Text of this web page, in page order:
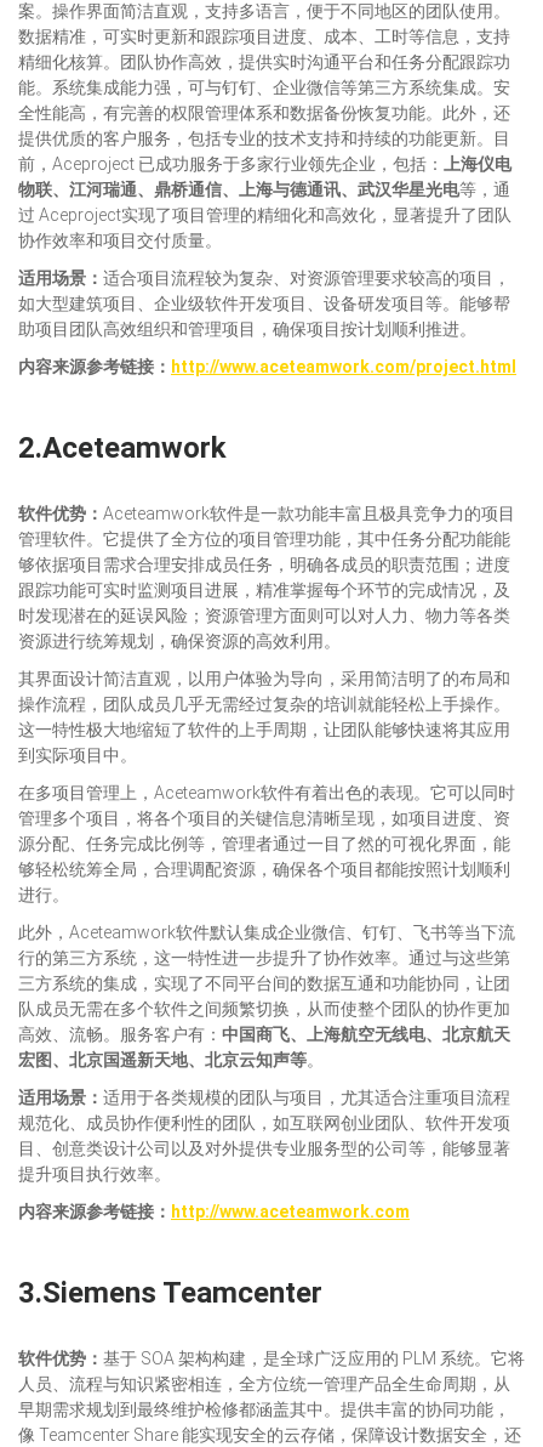
案。操作界面简洁直观，支持多语言，便于不同地区的团队使用。
数据精准，可实时更新和跟踪项目进度、成本、工时等信息，支持
精细化核算。团队协作高效，提供实时沟通平台和任务分配跟踪功
能。系统集成能力强，可与钉钉、企业微信等第三方系统集成。安
全性能高，有完善的权限管理体系和数据备份恢复功能。此外，还
提供优质的客户服务，包括专业的技术支持和持续的功能更新。目
前，Aceproject 已成功服务于多家行业领先企业，包括：
上海仪电
物联、江河瑞通、鼎桥通信、上海与德通讯、武汉华星光电等，通
过 Aceproject实现了项目管理的精细化和高效化，显著提升了团队
协作效率和项目交付质量。
适用场景： 适合项目流程较为复杂、对资源管理要求较高的项目，
如大型建筑项目、企业级软件开发项目、设备研发项目等。能够帮
助项目团队高效组织和管理项目，确保项目按计划顺利推进。
内容来源参考链接 ： http://www.aceteamwork.com/project.html
2.Aceteamwork
软件优势： Aceteamwork软件是一款功能丰富且极具竞争力的项目
管理软件。它提供了全方位的项目管理功能，其中任务分配功能能
够依据项目需求合理安排成员任务，明确各成员的职责范围；进度
跟踪功能可实时监测项目进展，精准掌握每个环节的完成情况，及
时发现潜在的延误风险；资源管理方面则可以对人力、物力等各类
资源进行统筹规划，确保资源的高效利用。
其界面设计简洁直观，以用户体验为导向，采用简洁明了的布局和
操作流程，团队成员几乎无需经过复杂的培训就能轻松上手操作。
这一特性极大地缩短了软件的上手周期，让团队能够快速将其应用
到实际项目中。
在多项目管理上，Aceteamwork软件有着出色的表现。它可以同时
管理多个项目，将各个项目的关键信息清晰呈现，如项目进度、资
源分配、任务完成比例等，管理者通过一目了然的可视化界面，能
够轻松统筹全局，合理调配资源，确保各个项目都能按照计划顺利
进行。
此外，Aceteamwork软件默认集成企业微信、钉钉、飞书等当下流
行的第三方系统，这一特性进一步提升了协作效率。通过与这些第
三方系统的集成，实现了不同平台间的数据互通和功能协同，让团
队成员无需在多个软件之间频繁切换，从而使整个团队的协作更加
高效、流畅。服务客户有： 中国商飞、上海航空无线电、北京航天
宏图、北京国遥新天地、北京云知声等。​
适用场景： 适用于各类规模的团队与项目，尤其适合注重项目流程
规范化、成员协作便利性的团队，如互联网创业团队、软件开发项
目、创意类设计公司以及对外提供专业服务型的公司等，能够显著
提升项目执行效率。
内容来源参考链接： http://www.aceteamwork.com
3.Siemens Teamcenter​
软件优势： 基于 SOA 架构构建，是全球广泛应用的 PLM 系统。它将
人员、流程与知识紧密相连，全方位统一管理产品全生命周期，从
早期需求规划到最终维护检修都涵盖其中。提供丰富的协同功能，
像 Teamcenter Share 能实现安全的云存储，保障设计数据安全，还